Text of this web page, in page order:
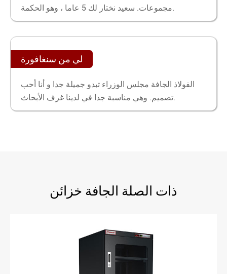
مجموعات. سعيد نختار لك 5 عاما ، وهو الحكمة.
لي من سنغافورة
الفولاذ الجافة مجلس الوزراء تبدو جميلة جدا و أنا أحب
تصميم. وهي مناسبة جدا في لدينا غرف الأبحاث.
ذات الصلة الجافة خزائن